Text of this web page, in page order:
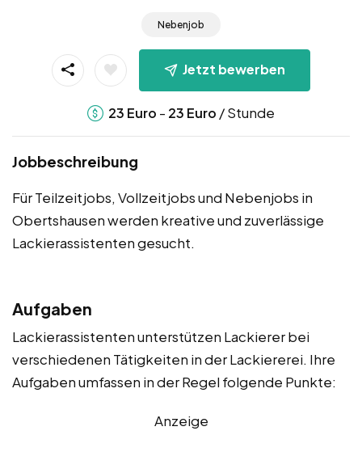
Nebenjob
Jetzt bewerben
23 Euro - 23 Euro / Stunde
Jobbeschreibung
Für Teilzeitjobs, Vollzeitjobs und Nebenjobs in
Obertshausen werden kreative und zuverlässige
Lackierassistenten gesucht.
Aufgaben
Lackierassistenten unterstützen Lackierer bei
verschiedenen Tätigkeiten in der Lackiererei. Ihre
Aufgaben umfassen in der Regel folgende Punkte:
Anzeige